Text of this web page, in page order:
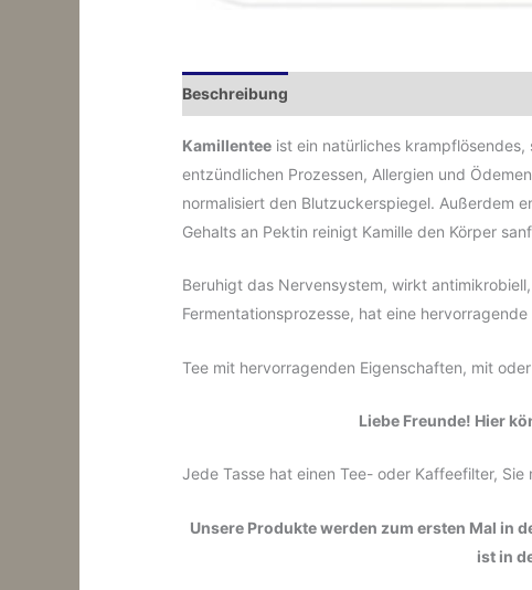
Beschreibung
Kamillentee ist ein natürliches
entzündlichen Prozessen, Allergien und
normalisiert den Blutzuckerspiegel. Außerdem
Gehalts an Pektin reinigt Kamille den Körper
Beruhigt das Nervensystem, wirkt
Fermentationsprozesse, hat eine
Tee mit hervorragenden Eigenschaften, mit
Liebe Freunde! Hier
Jede Tasse hat einen Tee- oder Kaffeefilter,
Unsere Produkte werden zum ersten Mal in
ist in